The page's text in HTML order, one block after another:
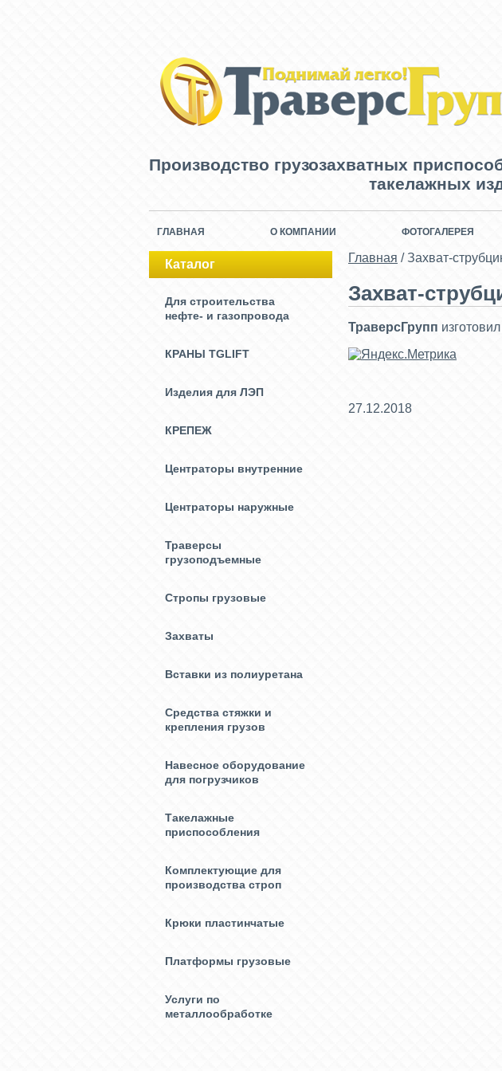
Производство грузозахватных
такелажных
ГЛАВНАЯ О КОМПАНИИ ФОТОГАЛЕРЕЯ
Каталог
Для строительства
нефте- и газопровода
КРАНЫ TGLIFT
Изделия для ЛЭП
КРЕПЕЖ
Центраторы внутренние
Центраторы наружные
Траверсы
грузоподъемные
Стропы грузовые
Захваты
Вставки из полиуретана
Средства стяжки и
крепления грузов
Навесное оборудование
для погрузчиков
Такелажные
приспособления
Комплектующие для
производства строп
Крюки пластинчатые
Платформы грузовые
Услуги по
металлообработке
Главная /Захват-
Захват-
ТраверсГрупп изготовил
27.12.2018